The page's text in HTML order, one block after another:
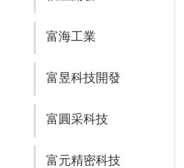
富海工業
富昱科技開發
富圓采科技
富元精密科技